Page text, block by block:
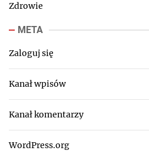
Zdrowie
META
Zaloguj się
Kanał wpisów
Kanał komentarzy
WordPress.org